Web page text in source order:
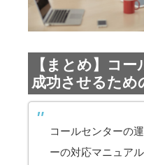
【まとめ】コ
成功させるため
コールセンターの
ーの対応マニュア